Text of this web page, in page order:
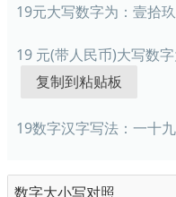
19元大写数字为： 壹拾
19 元(带人民币)大写数字
19数字汉字写法： 一十
数字大小写对照